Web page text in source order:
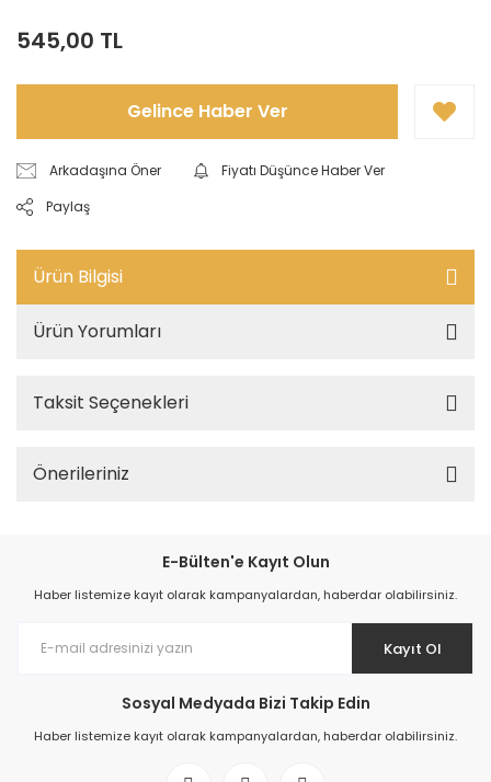
545,00 TL
Gelince Haber Ver
Arkadaşına Öner
Fiyatı Düşünce Haber Ver
Paylaş
Ürün Bilgisi
Ürün Yorumları
Taksit Seçenekleri
Önerileriniz
E-Bülten'e Kayıt Olun
Haber listemize kayıt olarak kampanyalardan, haberdar olabilirsiniz.
Kayıt Ol
Sosyal Medyada Bizi Takip Edin
Haber listemize kayıt olarak kampanyalardan, haberdar olabilirsiniz.